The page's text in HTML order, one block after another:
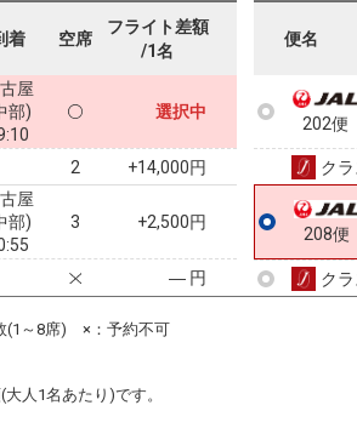
着 空席
フライト差額
/1名
屋
部)
選択中
2 +14,000円
屋
部)
3 +2,500円
― 円
便名
202便
ク
208便
ク
(1～8席) ×：予約不可
人1名あたり)です。